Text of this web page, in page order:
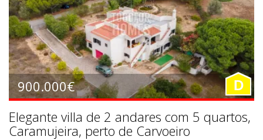
900.000€ D
Elegante villa de 2 andares com 5 quartos,
Caramujeira, perto de Carvoeiro